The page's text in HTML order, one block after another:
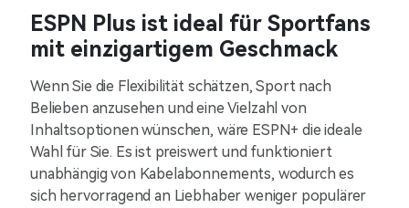
ESPN Plus ist ideal für Sportfans
mit einzigartigem Geschmack
Wenn Sie die Flexibilität schätzen, Sport nach
Belieben anzusehen und eine Vielzahl von
Inhaltsoptionen wünschen, wäre ESPN+ die ideale
Wahl für Sie. Es ist preiswert und funktioniert
unabhängig von Kabelabonnements, wodurch es
sich hervorragend an Liebhaber weniger populärer